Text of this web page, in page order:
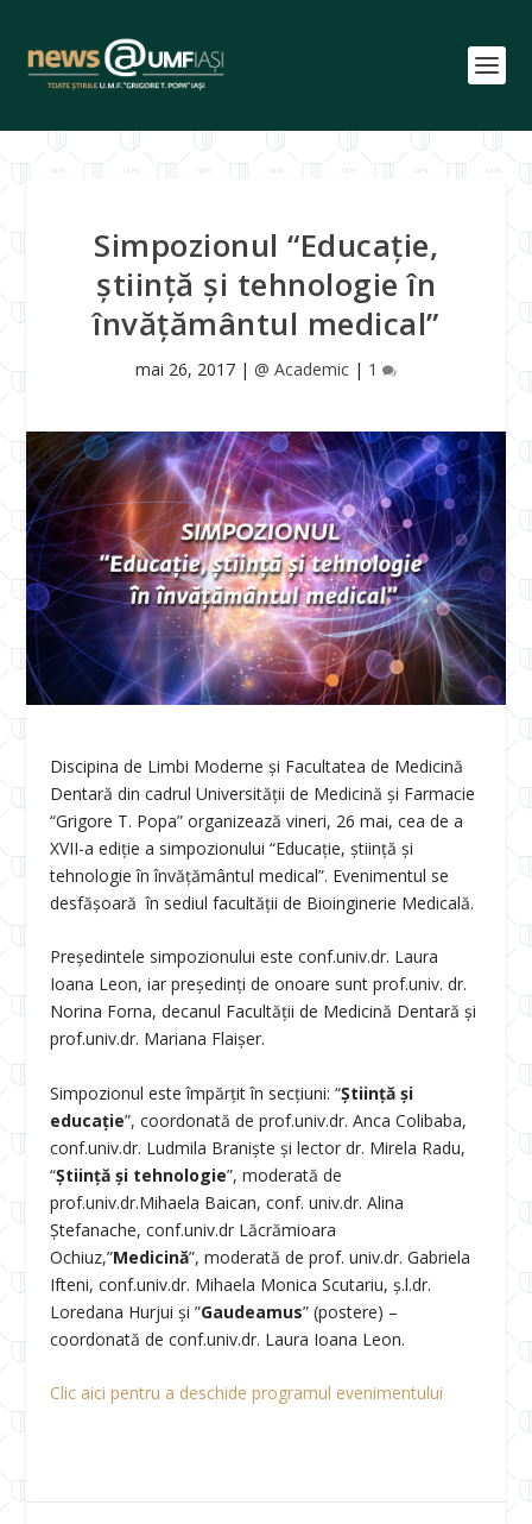
Simpozionul “Educație,
știință și tehnologie în
învățământul medical”
mai 26, 2017 | @ Academic | 1
Discipina de Limbi Moderne și Facultatea de Medicină
Dentară din cadrul Universității de Medicină și Farmacie
“Grigore T. Popa” organizează vineri, 26 mai, cea de a
XVII-a ediție a simpozionului “Educație, știință și
tehnologie în învățământul medical”. Evenimentul se
desfășoară în sediul facultății de Bioinginerie Medicală.
Președintele simpozionului este conf.univ.dr. Laura
Ioana Leon, iar președinți de onoare sunt prof.univ. dr.
Norina Forna, decanul Facultății de Medicină Dentară și
prof.univ.dr. Mariana Flaișer.
Simpozionul este împărțit în secțiuni: “Știință și
educație”, coordonată de prof.univ.dr. Anca Colibaba,
conf.univ.dr. Ludmila Braniște și lector dr. Mirela Radu,
“Știință și tehnologie”, moderată de
prof.univ.dr.Mihaela Baican, conf. univ.dr. Alina
Ștefanache, conf.univ.dr Lăcrămioara
Ochiuz,”Medicină”, moderată de prof. univ.dr. Gabriela
Ifteni, conf.univ.dr. Mihaela Monica Scutariu, ș.l.dr.
Loredana Hurjui și ”Gaudeamus” (postere) –
coordonată de conf.univ.dr. Laura Ioana Leon.
Clic aici pentru a deschide programul evenimentului